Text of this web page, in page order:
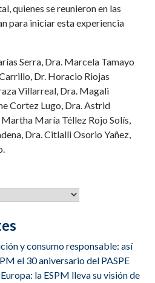
quienes se reunieron en las
para iniciar esta experiencia
Serra, Dra. Marcela Tamayo
Dr. Horacio Riojas
Villarreal, Dra. Magali
Cortez Lugo, Dra. Astrid
María Téllez Rojo Solís,
Dra. Citlalli Osorio Yañez,
y consumo responsable: así
el 30 aniversario del PASPE
la ESPM lleva su visión de